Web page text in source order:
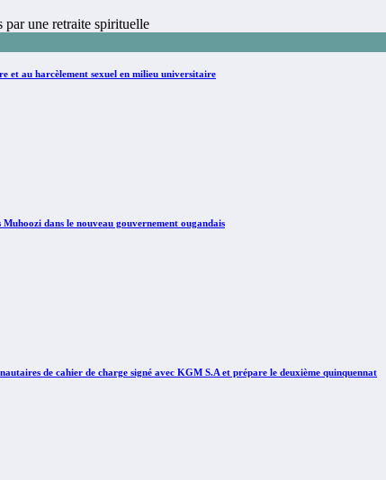
une retraite spirituelle
et au harcèlement sexuel en milieu universitaire
dans le nouveau gouvernement ougandais
de cahier de charge signé avec KGM S.A et prépare le deuxième quinquennat